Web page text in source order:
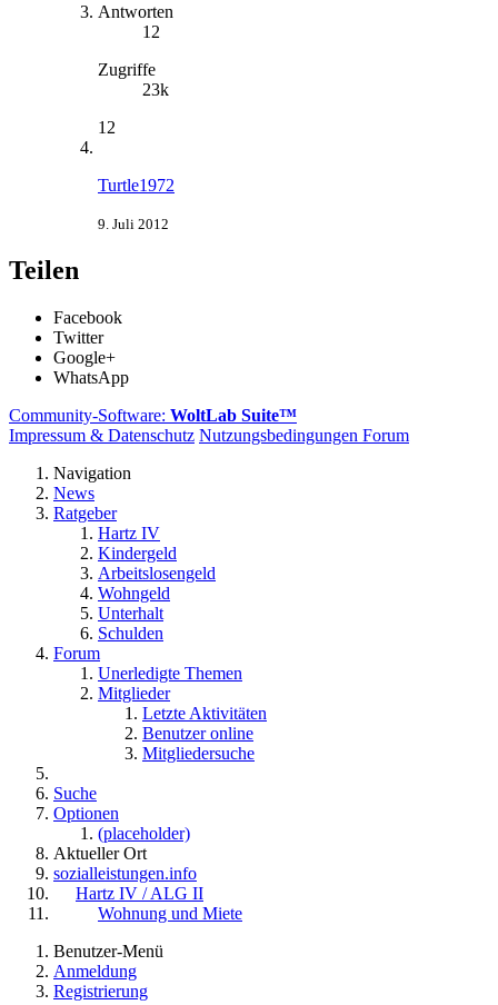
Antworten
12
Zugriffe
23k
12
Turtle1972
9. Juli 2012
Teilen
Facebook
Twitter
Google+
WhatsApp
Community-Software: WoltLab Suite™
Impressum & Datenschutz Nutzungsbedingungen Forum
Navigation
News
Ratgeber
Hartz IV
Kindergeld
Arbeitslosengeld
Wohngeld
Unterhalt
Schulden
Forum
Unerledigte Themen
Mitglieder
Letzte Aktivitäten
Benutzer online
Mitgliedersuche
Suche
Optionen
(placeholder)
Aktueller Ort
sozialleistungen.info
Hartz IV / ALG II
Wohnung und Miete
Benutzer-Menü
Anmeldung
Registrierung